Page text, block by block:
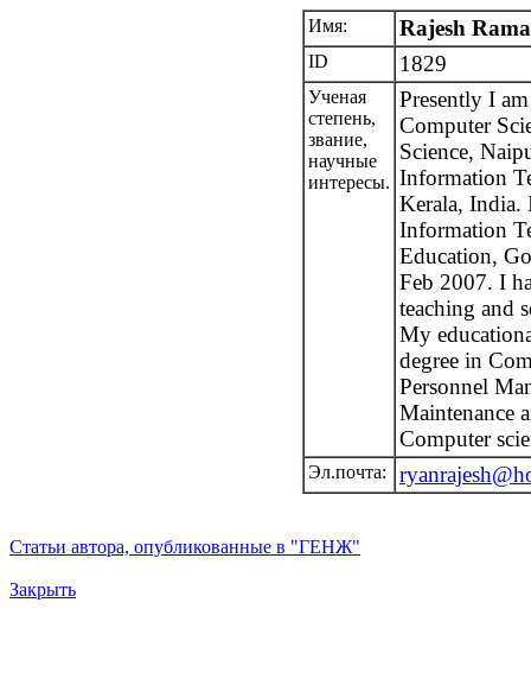
Имя: Rajesh
ID 1829
Ученая
степень,
звание,
научные
интересы.
Presently I
Computer
Science,
Information
Kerala, India.
Information
Education,
Feb 2007. I
teaching and
My
degree in
Personnel
Maintenance
Computer
Эл.почта:
Статьи автора, опубликованные в "ГЕНЖ"
Закрыть